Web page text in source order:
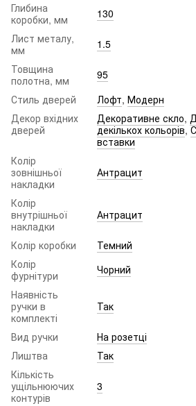
Глибина
коробки, мм
130
Лист металу,
мм
1.5
Товщина
полотна, мм
95
Стиль дверей
Лофт, Модерн
Декор вхідних
дверей
Декоративне скло,
декількох кольорів,
вставки
Колір
зовнішньої
накладки
Антрацит
Колір
внутрішньої
накладки
Антрацит
Колір коробки
Темний
Колір
фурнітури
Чорний
Наявність
ручки в
комплекті
Так
Вид ручки
На розетці
Лиштва
Так
Кількість
ущільнюючих
контурів
3